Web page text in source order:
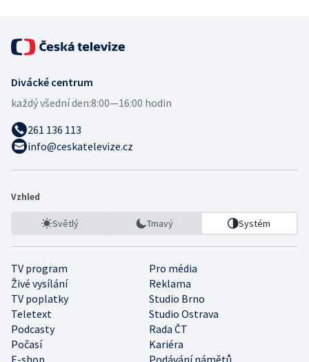
Divácké centrum
každý všední den:8:00—16:00 hodin
261 136 113
info@ceskatelevize.cz
Vzhled
Světlý Tmavý Systém
TV program
Pro média
Živé vysílání
Reklama
TV poplatky
Studio Brno
Teletext
Studio Ostrava
Podcasty
Rada ČT
Počasí
Kariéra
E-shop
Podávání námětů